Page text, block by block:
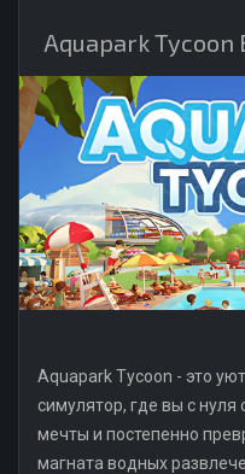
Aquapark Tycoon
Aquapark Tycoon - это
симулятор, где вы с нуля
мечты и постепенно
магната водных